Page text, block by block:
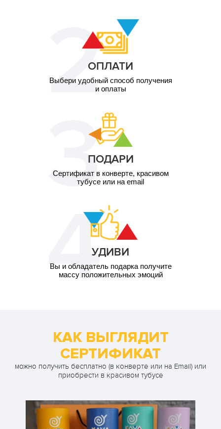
ОПЛАТИ
Выбери удобный способ получения
и оплаты
ПОДАРИ
Сертификат в конверте, красивом
тубусе или на email
УДИВИ
Вы и обладатель подарка получите
массу положительных эмоций
КАК ВЫГЛЯДИТ
СЕРТИФИКАТ
можно получить бесплатно (в конверте или на Email) или
приобрести в красивом тубусе